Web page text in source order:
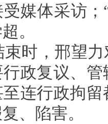
媒体采访
。
束时，邢望
政复议、
连行政拘
、陷害。